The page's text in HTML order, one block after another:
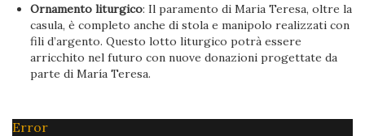
Ornamento liturgico: Il paramento di Maria Teresa, oltre la
casula, è completo anche di stola e manipolo realizzati con
fili d’argento. Questo lotto liturgico potrà essere
arricchito nel futuro con nuove donazioni progettate da
parte di María Teresa.
Error